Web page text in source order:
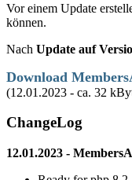
Vor einem Update
können.
Nach Update auf
Download
(12.01.2023 - ca. 32
ChangeLog
12.01.2023 -